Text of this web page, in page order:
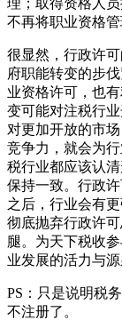
不再将职业资格
很显然，行政许
府职能转变的步
业资格许可，也
变可能对注税行
对更加开放的市
竞争力，就会为
税行业都应该认
保持一致。行政
之后，行业会有
彻底抛弃行政许
腿。为天下税收
业发展的活力与源
PS：只是说明税
不注册了。